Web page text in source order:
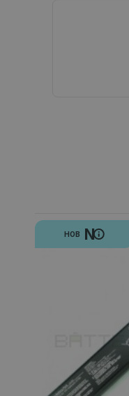
НОВ N